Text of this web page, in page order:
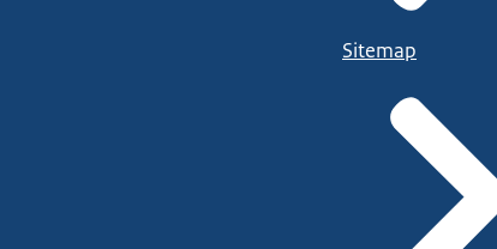
Sitemap